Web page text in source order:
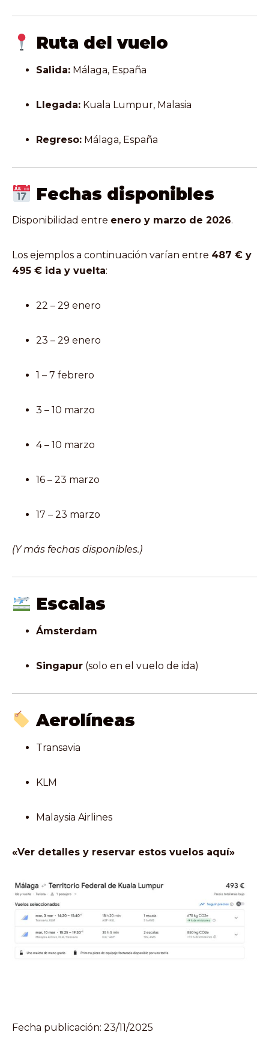
Ruta del vuelo
Salida: Málaga, España
Llegada: Kuala Lumpur, Malasia
Regreso: Málaga, España
Fechas disponibles
Disponibilidad entre enero y marzo de 2026.
Los ejemplos a continuación varían entre 487 € y
495 € ida y vuelta:
22 – 29 enero
23 – 29 enero
1 – 7 febrero
3 – 10 marzo
4 – 10 marzo
16 – 23 marzo
17 – 23 marzo
(Y más fechas disponibles.)
Escalas
Ámsterdam
Singapur (solo en el vuelo de ida)
Aerolíneas
Transavia
KLM
Malaysia Airlines
«Ver detalles y reservar estos vuelos aquí»
Fecha publicación: 23/11/2025